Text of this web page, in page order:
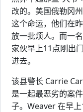
改的。美国俄勒冈
这个命运，他们在
放一批烦人。而一
家伙早上11点刚出
进去。
该县警长 Carrie
是一起最恶劣的案
子。Weaver 在早